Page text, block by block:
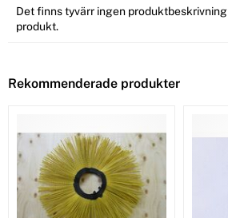
Det finns tyvärr ingen
produkt.
Rekommenderade produkter